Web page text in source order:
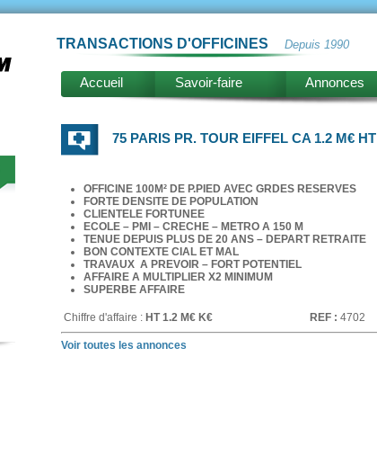
TRANSACTIONS D'OFFICINES Depuis 1990
Accueil Savoir-faire Annonces
75 PARIS PR. TOUR EIFFEL CA 1.2 M€ HT
OFFICINE 100M² DE P.PIED AVEC GRDES RESERVES
FORTE DENSITE DE POPULATION
CLIENTELE FORTUNEE
ECOLE – PMI – CRECHE – METRO A 150 M
TENUE DEPUIS PLUS DE 20 ANS – DEPART RETRAITE
BON CONTEXTE CIAL ET MAL
TRAVAUX A PREVOIR – FORT POTENTIEL
AFFAIRE A MULTIPLIER X2 MINIMUM
SUPERBE AFFAIRE
Chiffre d'affaire : HT 1.2 M€ K€ REF : 4702
Voir toutes les annonces